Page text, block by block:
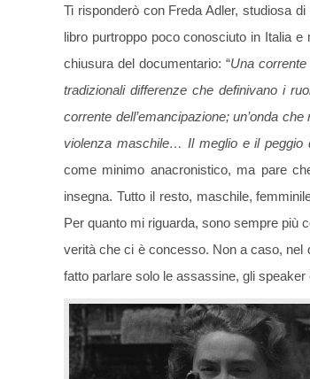
Ti risponderò con Freda Adler, studiosa
libro purtroppo poco conosciuto in Italia e
chiusura del documentario: “Una
tradizionali differenze che definivano i
corrente dell’emancipazione; un’onda
violenza maschile… Il meglio e il peggio
come minimo anacronistico, ma pare
insegna. Tutto il resto, maschile,
Per quanto mi riguarda, sono sempre più
verità che ci è concesso. Non a caso, nel
fatto parlare solo le assassine, gli